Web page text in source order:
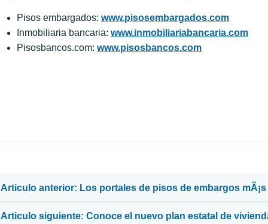
Pisos embargados: www.pisosembargados.com
Inmobiliaria bancaria: www.inmobiliariabancaria.com
Pisosbancos.com: www.pisosbancos.com
Articulo anterior: Los portales de pisos de embargos
Articulo siguiente: Conoce el nuevo plan estatal de